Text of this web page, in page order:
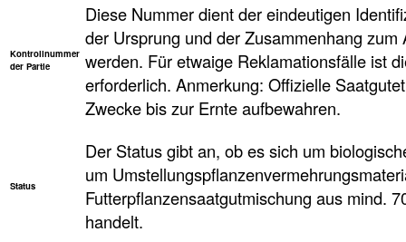
Kontrollnummer
der Partie
Diese Nummer dient der eindeutigen
der Ursprung und der Zusammenhang
werden. Für etwaige Reklamationsfälle ist
erforderlich. Anmerkung: Offizielle
Zwecke bis zur Ernte aufbewahren.
Status
Der Status gibt an, ob es sich um
um
Futterpflanzensaatgutmischung aus mind.
handelt.